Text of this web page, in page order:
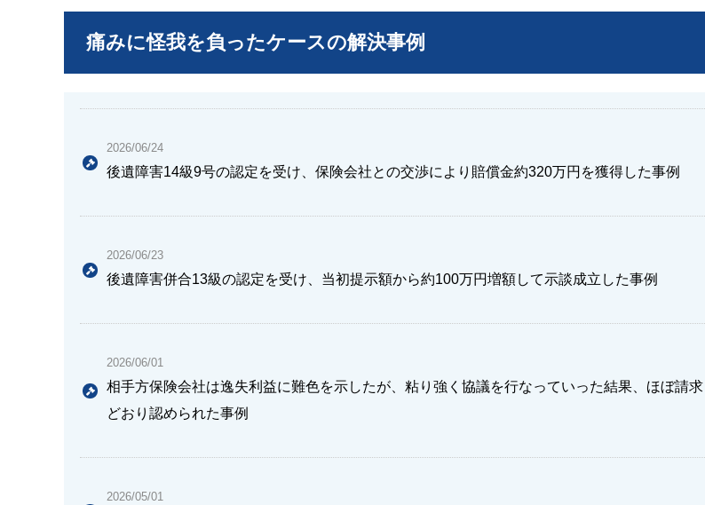
痛みに怪我を負ったケースの解決事例
2026/06/24
後遺障害14級9号の認定を受け、保険会社との交渉により賠償金約320万円を獲得した事例
2026/06/23
後遺障害併合13級の認定を受け、当初提示額から約100万円増額して示談成立した事例
2026/06/01
相手方保険会社は逸失利益に難色を示したが、粘り強く協議を行なっていった結果、ほぼ請求
どおり認められた事例
2026/05/01